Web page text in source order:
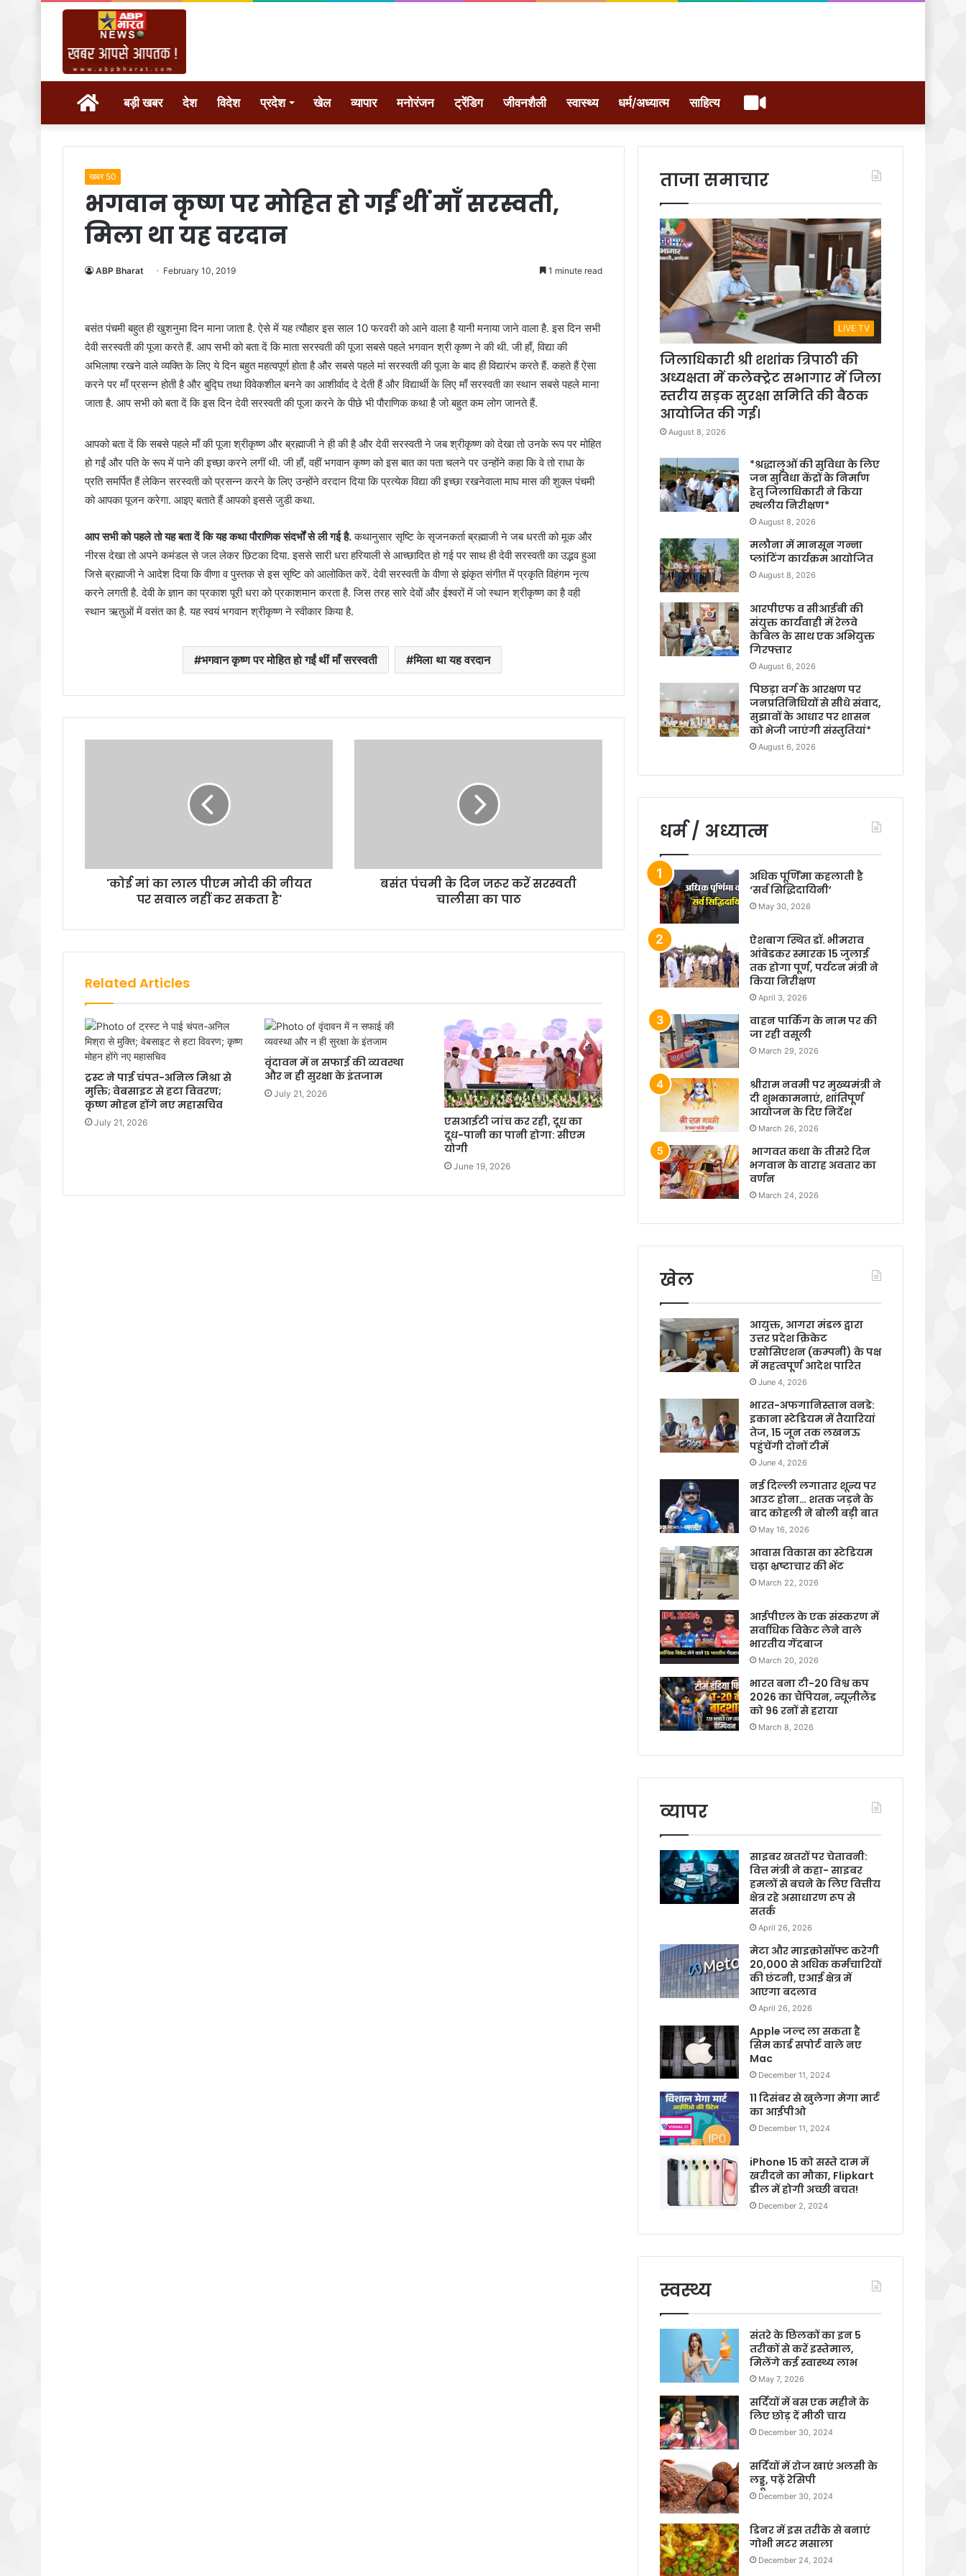
होम बड़ी खबर देश विदेश प्रदेश खेल व्यापार मनोरंजन ट्रेंडिग जीवनशैली स्वास्थ्य धर्म/अध्यात्म साहित्य वीडियो
खबर 50
भगवान कृष्ण पर मोहित हो गईं थीं माँ सरस्वती,
मिला था यह वरदान
ABP Bharat February 10, 2019 1 minute read
बसंत पंचमी बहुत ही खुशनुमा दिन माना जाता है. ऐसे में यह त्यौहार इस साल 10 फरवरी को आने वाला है यानी मनाया जाने वाला है. इस दिन सभी
देवी सरस्वती की पूजा करते हैं. आप सभी को बता दें कि माता सरस्वती की पूजा सबसे पहले भगवान श्री कृष्ण ने की थी. जी हाँ, विद्या की
अभिलाषा रखने वाले व्यक्ति के लिए ये दिन बहुत महत्वपूर्ण होता है और सबसे पहले मां सरस्वती की पूजा के बाद ही विद्यारंभ करते हैं. कहते हैं ऐसा
करने पर माँ प्रसन्न होती है और बुद्घि तथा विवेकशील बनने का आशीर्वाद दे देती हैं और विद्यार्थी के लिए माँ सरस्वती का स्थान सबसे पहले माना
जाता है. आप सभी को बता दें कि इस दिन देवी सरस्वती की पूजा करने के पीछे भी पौराणिक कथा है जो बहुत कम लोग जानते हैं.
आपको बता दें कि सबसे पहले माँ की पूजा श्रीकृष्ण और ब्रह्माजी ने ही की है और देवी सरस्वती ने जब श्रीकृष्ण को देखा तो उनके रूप पर मोहित
हो गईं और पति के रूप में पाने की इच्छा करने लगीं थी. जी हाँ, वहीं भगवान कृष्ण को इस बात का पता चलने पर उन्होंने कहा कि वे तो राधा के
प्रति समर्पित हैं लेकिन सरस्वती को प्रसन्न करने के लिए उन्होंने वरदान दिया कि प्रत्येक विद्या की इच्छा रखनेवाला माघ मास की शुक्ल पंचमी
को आपका पूजन करेगा. आइए बताते हैं आपको इससे जुडी कथा.
आप सभी को पहले तो यह बता दें कि यह कथा पौरा‍णिक संदर्भों से ली गई है.कथानुसार सृष्टि के सृजनकर्ता ब्रह्माजी ने जब धरती को मूक और
नीरस देखा तो अपने कमंडल से जल लेकर छिटका दिया. इससे सारी धरा हरियाली से आच्छादित हो गई पर साथ ही देवी सरस्वती का उद्भव हुआ
जिसे ब्रह्माजी ने आदेश दिया कि वीणा व पुस्तक से इस सृष्टि को आलोकित करें. देवी सरस्वती के वीणा से झंकृत संगीत में प्रकृति विहंगम नृत्य
करने लगती है. देवी के ज्ञान का प्रकाश पूरी धरा को प्रकाशमान करता है. जिस तरह सारे देवों और ईश्वरों में जो स्थान श्रीकृष्ण का है वही
स्थान ऋतुओं में वसंत का है. यह स्वयं भगवान श्रीकृष्ण ने स्वीकार किया है.
भगवान कृष्ण पर मोहित हो गईं थीं माँ सरस्वती मिला था यह वरदान
'कोई मां का लाल पीएम मोदी की नीयत
पर सवाल नहीं कर सकता है'
बसंत पंचमी के दिन जरूर करें सरस्वती
चालीसा का पाठ
Related Articles
ट्रस्ट ने पाई चंपत-अनिल मिश्रा से
मुक्ति; वेबसाइट से हटा विवरण;
कृष्ण मोहन होंगे नए महासचिव
July 21, 2026
वृंदावन में न सफाई की व्यवस्था
और न ही सुरक्षा के इंतजाम
July 21, 2026
एसआईटी जांच कर रही, दूध का
दूध-पानी का पानी होगा: सीएम
योगी
June 19, 2026
ताजा समाचार
LIVE TV
जिलाधिकारी श्री शशांक त्रिपाठी की
अध्यक्षता में कलेक्ट्रेट सभागार में जिला
स्तरीय सड़क सुरक्षा समिति की बैठक
आयोजित की गई।
August 8, 2026
*श्रद्धालुओं की सुविधा के लिए
जन सुविधा केंद्रों के निर्माण
हेतु जिलाधिकारी ने किया
स्थलीय निरीक्षण*
August 8, 2026
मलौना में मानसून गन्ना
प्लांटिंग कार्यक्रम आयोजित
August 8, 2026
आरपीएफ व सीआईबी की
संयुक्त कार्यवाही में रेलवे
केबिल के साथ एक अभियुक्त
गिरफ्तार
August 6, 2026
पिछड़ा वर्ग के आरक्षण पर
जनप्रतिनिधियों से सीधे संवाद,
सुझावों के आधार पर शासन
को भेजी जाएंगी संस्तुतियां*
August 6, 2026
धर्म / अध्यात्म
अधिक पूर्णिमा कहलाती है
‘सर्व सिद्धिदायिनी’
May 30, 2026
ऐशबाग स्थित डॉ. भीमराव
आंबेडकर स्मारक 15 जुलाई
तक होगा पूर्ण, पर्यटन मंत्री ने
किया निरीक्षण
April 3, 2026
वाहन पार्किंग के नाम पर की
जा रही वसूली
March 29, 2026
श्रीराम नवमी पर मुख्यमंत्री ने
दी शुभकामनाएं, शांतिपूर्ण
आयोजन के दिए निर्देश
March 26, 2026
भागवत कथा के तीसरे दिन
भगवान के वाराह अवतार का
वर्णन
March 24, 2026
खेल
आयुक्त, आगरा मंडल द्वारा
उत्तर प्रदेश क्रिकेट
एसोसिएशन (कम्पनी) के पक्ष
में महत्वपूर्ण आदेश पारित
June 4, 2026
भारत-अफगानिस्तान वनडे:
इकाना स्टेडियम में तैयारियां
तेज, 15 जून तक लखनऊ
पहुंचेंगी दोनों टीमें
June 4, 2026
नई दिल्ली लगातार शून्य पर
आउट होना… शतक जड़ने के
बाद कोहली ने बोली बड़ी बात
May 16, 2026
आवास विकास का स्टेडियम
चढ़ा भ्रष्टाचार की भेंट
March 22, 2026
आईपीएल के एक संस्करण में
सर्वाधिक विकेट लेने वाले
भारतीय गेंदबाज
March 20, 2026
भारत बना टी-20 विश्व कप
2026 का चैंपियन, न्यूज़ीलैंड
को 96 रनों से हराया
March 8, 2026
व्यापर
साइबर खतरों पर चेतावनी:
वित्त मंत्री ने कहा- साइबर
हमलों से बचने के लिए वित्तीय
क्षेत्र रहे असाधारण रूप से
सतर्क
April 26, 2026
मेटा और माइक्रोसॉफ्ट करेगी
20,000 से अधिक कर्मचारियों
की छंटनी, एआई क्षेत्र में
आएगा बदलाव
April 26, 2026
Apple जल्द ला सकता है
सिम कार्ड सपोर्ट वाले नए
Mac
December 11, 2024
11 दिसंबर से खुलेगा मेगा मार्ट
का आईपीओ
December 11, 2024
iPhone 15 को सस्ते दाम में
खरीदने का मौका, Flipkart
डील में होगी अच्छी बचत!
December 2, 2024
स्वस्थ्य
संतरे के छिलकों का इन 5
तरीकों से करें इस्तेमाल,
मिलेंगे कई स्वास्थ्य लाभ
May 7, 2026
सर्दियों में बस एक महीने के
लिए छोड़ दें मीठी चाय
December 30, 2024
सर्दियों में रोज खाएं अलसी के
लड्डू, पढ़ें रेसिपी
December 30, 2024
डिनर में इस तरीके से बनाएं
गोभी मटर मसाला
December 24, 2024